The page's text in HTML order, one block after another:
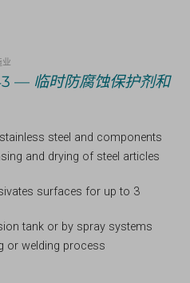
业
— 临时防腐蚀保护剂和
steel and components
and drying of steel articles
surfaces for up to 3
tank or by spray systems
or welding process